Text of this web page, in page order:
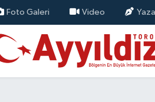
Foto Galeri Video